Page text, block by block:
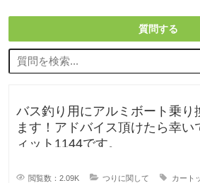
質問する
バス釣り用にアルミボート乗り
ます！アドバイス頂けたら幸いです。 現
ィット1144です。
閲覧数：2.09K つりに関して カート